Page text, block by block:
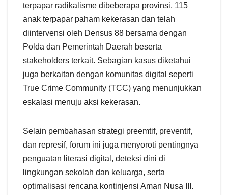
terpapar radikalisme dibeberapa provinsi, 115
anak terpapar paham kekerasan dan telah
diintervensi oleh Densus 88 bersama dengan
Polda dan Pemerintah Daerah beserta
stakeholders terkait. Sebagian kasus diketahui
juga berkaitan dengan komunitas digital seperti
True Crime Community (TCC) yang menunjukkan
eskalasi menuju aksi kekerasan.
Selain pembahasan strategi preemtif, preventif,
dan represif, forum ini juga menyoroti pentingnya
penguatan literasi digital, deteksi dini di
lingkungan sekolah dan keluarga, serta
optimalisasi rencana kontinjensi Aman Nusa III.